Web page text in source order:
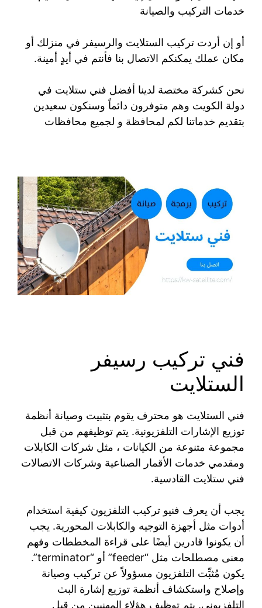
خدمات التركيب والصيانة
أو إن أردت تركيب الستلايت والرسيفر في منزلك أو
مكان عملك يمكنكم الاتصال بنا فأنتم في أيدٍ أمينة.
نحن كشركة مختصة لدينا أفضل فني ستلايت في
دولة الكويت وهم متوفرون دائماً وسنكون سعيدين
بتقديم خدماتنا لكم لمحافظة و لجميع محافظات
فني تركيب رسيفر
الستلايت
فني الستلايت هو محترف يقوم بتثبيت وصيانة أنظمة
توزيع الإشارات التلفزيونية. يتم توظيفهم من قبل
مجموعة متنوعة من الكيانات ، مثل شركات الكابلات
ومقدمي خدمات الأقمار الصناعية وشركات الاتصالات
فني ستلايت القادسية.
يجب أن يعرف فنيو تركيب التلفزيون كيفية استخدام
أدوات مثل أجهزة التوجيه والكابلات المحورية. يجب
أن يكونوا قادرين أيضًا على قراءة المخططات وفهم
معنى مصطلحات مثل “feeder” أو “terminator”.
يكون مُثبِّت التلفزيون مسؤولاً عن تركيب وصيانة
وإصلاح واستكشاف أنظمة توزيع إشارة البث
التلفزيوني. يتم توظيف هؤلاء المهنيين من قبل